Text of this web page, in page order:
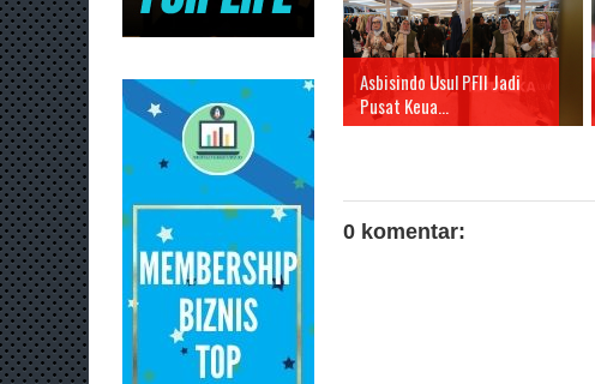
Asbisindo Usul PFII Jadi
Pusat Keua...
0 komentar: